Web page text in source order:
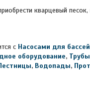
кварцевый
с Насосами для
оборудование,
, Водопады,